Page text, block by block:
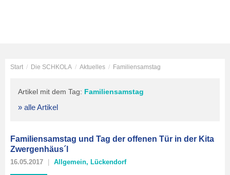
Start / Die SCHKOLA / Aktuelles / Familiensamstag
Artikel mit dem Tag: Familiensamstag
» alle Artikel
Familiensamstag und Tag der offenen Tür in der Kita
Zwergenhäus´l
16.05.2017 Allgemein, Lückendorf